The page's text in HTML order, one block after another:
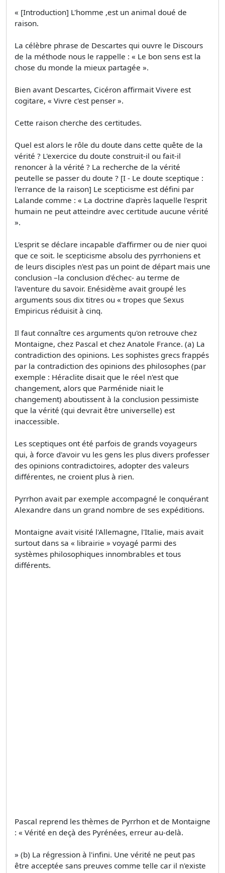
« [Introduction] L'homme ,est un animal doué de
raison.
La célèbre phrase de Descartes qui ouvre le Discours
de la méthode nous le rappelle : « Le bon sens est la
chose du monde la mieux partagée ».
Bien avant Descartes, Cicéron affirmait Vivere est
cogitare, « Vivre c'est penser ».
Cette raison cherche des certitudes.
Quel est alors le rôle du doute dans cette quête de la
vérité ? L'exercice du doute construit-il ou fait-il
renoncer à la vérité ? La recherche de la vérité
peutelle se passer du doute ? [I - Le doute sceptique :
l'errance de la raison] Le scepticisme est défini par
Lalande comme : « La doctrine d'après laquelle l'esprit
humain ne peut atteindre avec certitude aucune vérité
».
L'esprit se déclare incapable d'affirmer ou de nier quoi
que ce soit. le scepticisme absolu des pyrrhoniens et
de leurs disciples n'est pas un point de départ mais une
conclusion –la conclusion d'échec- au terme de
l'aventure du savoir. Enésidème avait groupé les
arguments sous dix titres ou « tropes que Sexus
Empiricus réduisit à cinq.
Il faut connaître ces arguments qu'on retrouve chez
Montaigne, chez Pascal et chez Anatole France. (a) La
contradiction des opinions. Les sophistes grecs frappés
par la contradiction des opinions des philosophes (par
exemple : Héraclite disait que le réel n'est que
changement, alors que Parménide niait le
changement) aboutissent à la conclusion pessimiste
que la vérité (qui devrait être universelle) est
inaccessible.
Les sceptiques ont été parfois de grands voyageurs
qui, à force d'avoir vu les gens les plus divers professer
des opinions contradictoires, adopter des valeurs
différentes, ne croient plus à rien.
Pyrrhon avait par exemple accompagné le conquérant
Alexandre dans un grand nombre de ses expéditions.
Montaigne avait visité l'Allemagne, l'Italie, mais avait
surtout dans sa « librairie » voyagé parmi des
systèmes philosophiques innombrables et tous
différents.
Pascal reprend les thèmes de Pyrrhon et de Montaigne
: « Vérité en deçà des Pyrénées, erreur au-delà.
» (b) La régression à l'infini. Une vérité ne peut pas
être acceptée sans preuves comme telle car il n'existe